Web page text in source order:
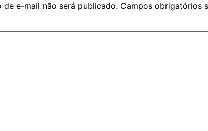
de e-mail não será publicado. Campos obrigatórios